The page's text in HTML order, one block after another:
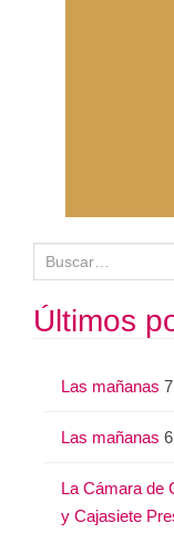
u
sÚltimos
Las mañanas
Las mañanas
La Cámara de
y Cajasiete